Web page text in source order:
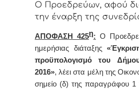
Ο Προεδρεύων, αφού
την έναρξη της
ΑΠΟΦΑΣΗ 425η: Ο
ημερήσιας διάταξης
προϋπολογισμό του
2016», λέει στα μέλη της
σημείο (δ) της παραγράφου